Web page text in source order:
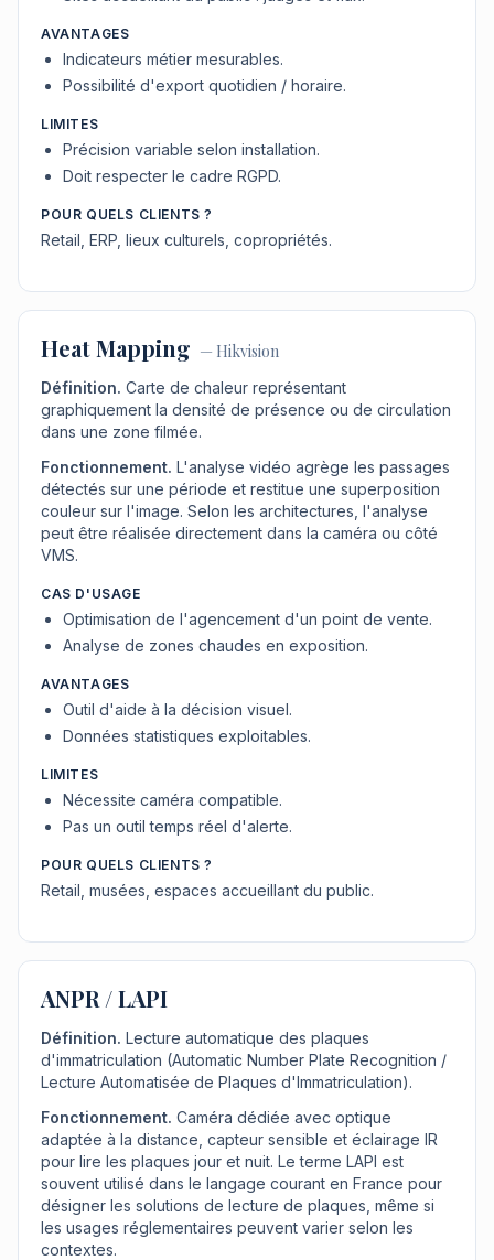
AVANTAGES
Indicateurs métier mesurables.
Possibilité d'export quotidien / horaire.
LIMITES
Précision variable selon installation.
Doit respecter le cadre RGPD.
POUR QUELS CLIENTS ?
Retail, ERP, lieux culturels, copropriétés.
Heat Mapping — Hikvision
Définition. Carte de chaleur représentant
graphiquement la densité de présence ou de circulation
dans une zone filmée.
Fonctionnement. L'analyse vidéo agrège les passages
détectés sur une période et restitue une superposition
couleur sur l'image. Selon les architectures, l'analyse
peut être réalisée directement dans la caméra ou côté
VMS.
CAS D'USAGE
Optimisation de l'agencement d'un point de vente.
Analyse de zones chaudes en exposition.
AVANTAGES
Outil d'aide à la décision visuel.
Données statistiques exploitables.
LIMITES
Nécessite caméra compatible.
Pas un outil temps réel d'alerte.
POUR QUELS CLIENTS ?
Retail, musées, espaces accueillant du public.
ANPR / LAPI
Définition. Lecture automatique des plaques
d'immatriculation (Automatic Number Plate Recognition /
Lecture Automatisée de Plaques d'Immatriculation).
Fonctionnement. Caméra dédiée avec optique
adaptée à la distance, capteur sensible et éclairage IR
pour lire les plaques jour et nuit. Le terme LAPI est
souvent utilisé dans le langage courant en France pour
désigner les solutions de lecture de plaques, même si
les usages réglementaires peuvent varier selon les
contextes.